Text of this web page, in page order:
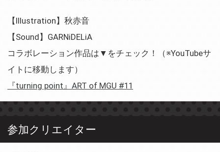
【Illustration】秋赤音
【Sound】GARNiDELiA
コラボレーション作品は▼をチェック！（※YouTubeサ
イトに移動します）
『turning point』ART of MGU #11
参加クリエイター